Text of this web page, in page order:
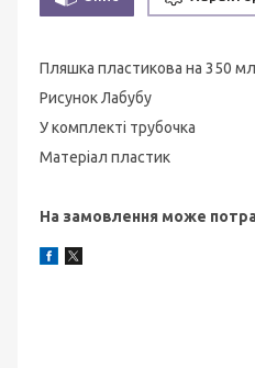
Пляшка пластикова на 350 мл
Рисунок Лабубу
У комплекті трубочка
Матеріал пластик
На замовлення може